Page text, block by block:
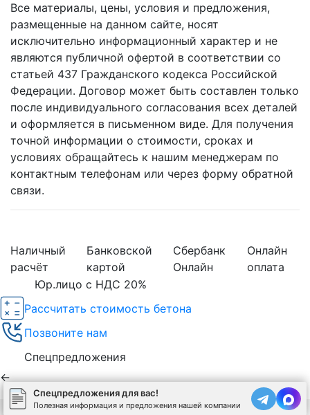
Все материалы, цены, условия и предложения,
размещенные на данном сайте, носят
исключительно информационный характер и не
являются публичной офертой в соответствии со
статьей 437 Гражданского кодекса Российской
Федерации. Договор может быть составлен только
после индивидуального согласования всех деталей
и оформляется в письменном виде. Для получения
точной информации о стоимости, сроках и
условиях обращайтесь к нашим менеджерам по
контактным телефонам или через форму обратной
связи.
Наличный
расчёт
Банковской
картой
Сбербанк
Онлайн
Онлайн
оплата
Юр.лицо с НДС 20%
Спецпредложения для вас!
Полезная информация и предложения нашей компании
Рассчитать стоимость бетона
Позвоните нам
Спецпредложения
←
Используя сайт, вы соглашаетесь на обработку cookies